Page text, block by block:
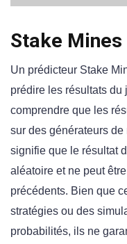
Stake
Un prédicteur Stake
prédire les résultats du
comprendre que les
sur des générateurs
signifie que le résultat
aléatoire et ne peut
précédents. Bien que
stratégies ou des
probabilités, ils ne